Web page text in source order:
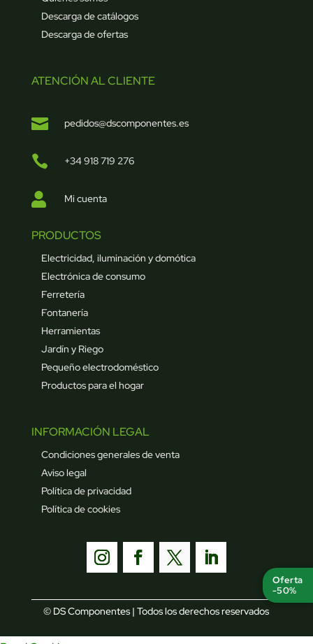
Descarga de catálogos
Descarga de ofertas
ATENCIÓN AL CLIENTE
 pedidos@dscomponentes.es
 +34 918 719 276
 Mi cuenta
PRODUCTOS
Electricidad, iluminación y domótica
Electrónica de consumo
Ferretería
Fontanería
Herramientas
Jardín y Riego
Pequeño electrodoméstico
Productos para el hogar
INFORMACIÓN LEGAL
Condiciones generales de venta
Aviso legal
Política de privacidad
Política de cookies
© DS Componentes | Todos los derechos reservados
Oferta
-50%